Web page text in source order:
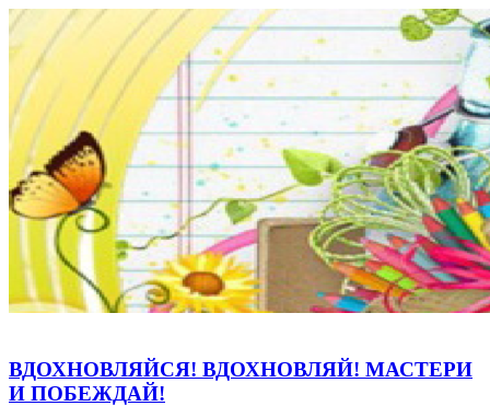
ВДОХНОВЛЯЙСЯ! ВДОХНОВЛЯЙ! МАСТЕРИ
И ПОБЕЖДАЙ!